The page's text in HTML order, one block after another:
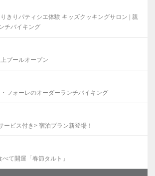
きりパティシエ体験 キッズクッキングサロン | 親
チバイキング
プールオープン
フォーレのオーダーランチバイキング
ービス付き> 宿泊プラン新登場！
て開運「春節タルト」